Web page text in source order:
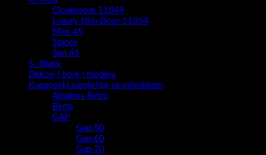
Berta
GAP
Gap 50
Gap 60
Gap 70
Gap 80
Inspire
Kiara
Kiara 100/2
Kiara 50
Korina